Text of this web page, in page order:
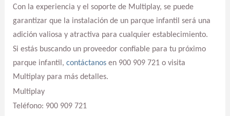
Con la experiencia y el soporte de Multiplay, se puede
garantizar que la instalación de un parque infantil será una
adición valiosa y atractiva para cualquier establecimiento.
Si estás buscando un proveedor confiable para tu próximo
parque infantil, contáctanosen 900 909 721 o visita
Multiplay para más detalles.
Multiplay
Teléfono: 900 909 721